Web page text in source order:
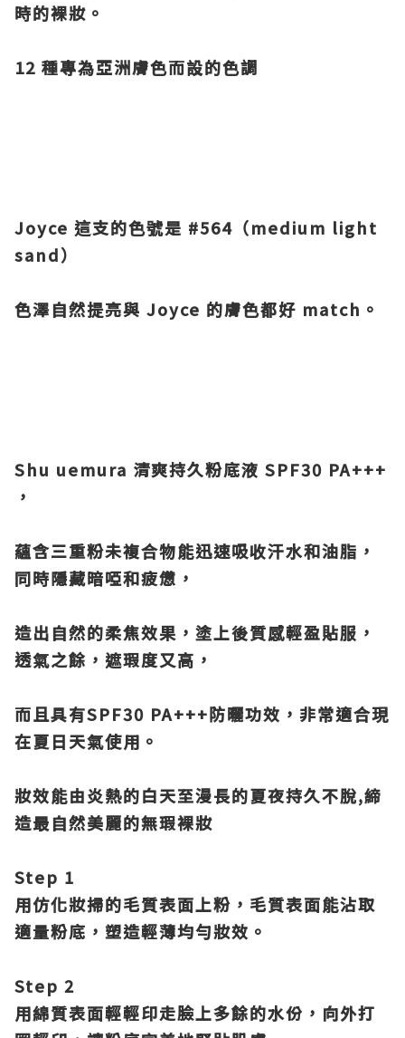
時的裸妝。
12 種專為亞洲膚色而設的色調
Joyce 這支的色號是 #564（medium light
sand）
色澤自然提亮與 Joyce 的膚色都好 match。
Shu uemura 清爽持久粉底液 SPF30 PA+++
，
蘊含三重粉未複合物能迅速吸收汗水和油脂，
同時隱藏暗啞和疲憊，
造出自然的柔焦效果，塗上後質感輕盈貼服，
透氣之餘，遮瑕度又高，
而且具有SPF30 PA+++防曬功效，非常適合現
在夏日天氣使用。
妝效能由炎熱的白天至漫長的夏夜持久不脫,締
造最自然美麗的無瑕裸妝
Step 1
用仿化妝掃的毛質表面上粉，毛質表面能沾取
適量粉底，塑造輕薄均勻妝效。
Step 2
用綿質表面輕輕印走臉上多餘的水份，向外打